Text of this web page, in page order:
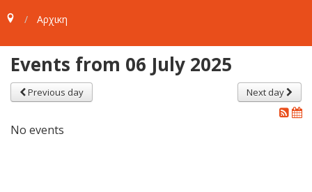
Αρχικη
Events from 06 July 2025
Previous day Next day
No events